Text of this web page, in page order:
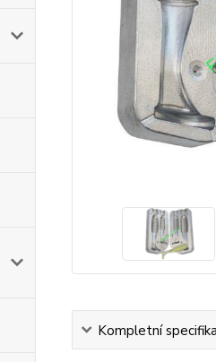
Kompletní